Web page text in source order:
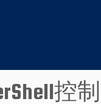
控